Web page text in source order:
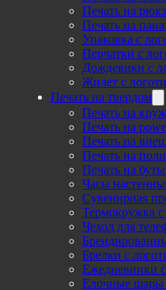
Печать на
Печать на
Упаковка с
Перчатки с
Дождевики с
Жилет с
Печать на твердом
Печать на
Печать на
Печать на
Печать на
Печать на
Часы
Сувенирная
Термокружка
Чехол для
Брелки с
Ежедневники
Елочные шары